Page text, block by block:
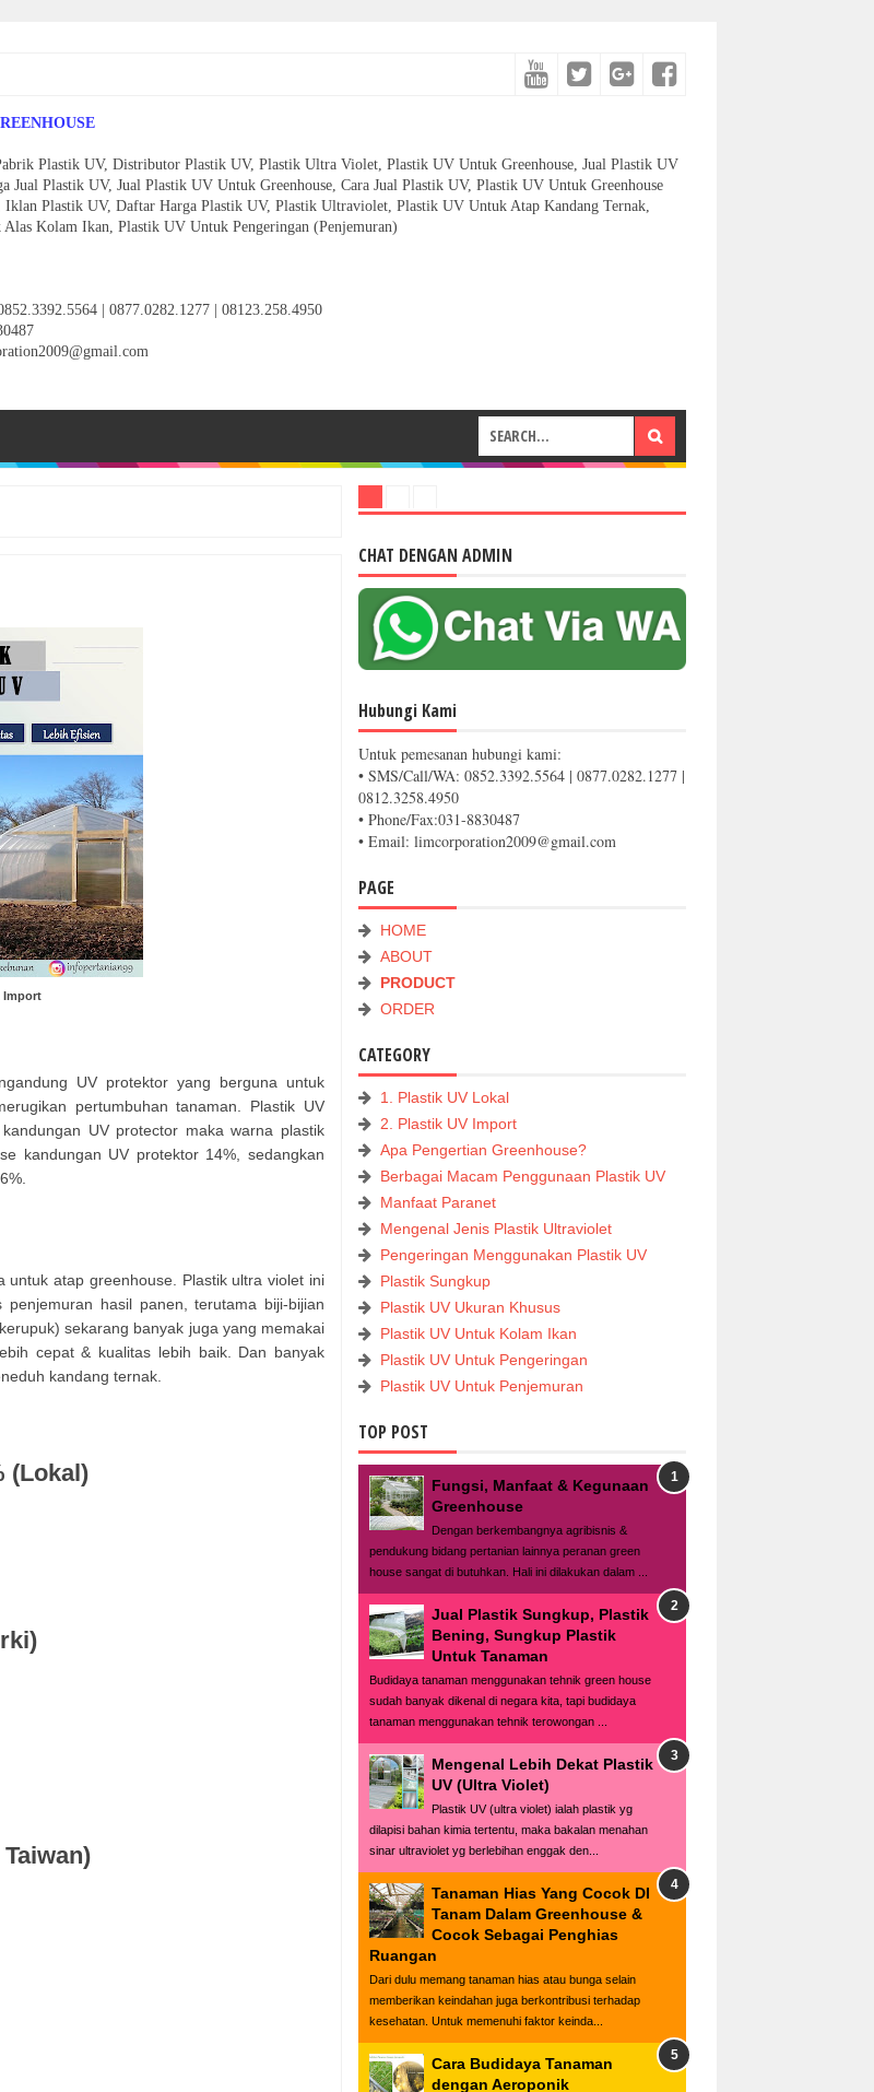
Plastik UV, Distributor Plastik UV, Plastik Ultra Violet, Plastik UV Untuk Greenhouse, Jual Plastik UV
Jual Plastik UV, Jual Plastik UV Untuk Greenhouse, Cara Jual Plastik UV, Plastik UV Untuk Greenhouse
Iklan Plastik UV, Daftar Harga Plastik UV, Plastik Ultraviolet, Plastik UV Untuk Atap Kandang Ternak,
Kolam Ikan, Plastik UV Untuk Pengeringan (Penjemuran)
| 0877.0282.1277 | 08123.258.4950
Import
UV protektor yang berguna untuk
pertumbuhan tanaman. Plastik UV
UV protector maka warna plastik
kandungan UV protektor 14%, sedangkan
untuk atap greenhouse. Plastik ultra violet ini
hasil panen, terutama biji-bijian
sekarang banyak juga yang memakai
cepat & kualitas lebih baik. Dan banyak
kandang ternak.
(Lokal)
CHAT DENGAN ADMIN
Hubungi Kami
Untuk pemesanan hubungi kami:
• SMS/Call/WA: 0852.3392.5564 | 0877.0282.1277 |
0812.3258.4950
• Phone/Fax:031-8830487
• Email: limcorporation2009@gmail.com
PAGE
HOME
ABOUT
PRODUCT
ORDER
CATEGORY
1. Plastik UV Lokal
2. Plastik UV Import
Apa Pengertian Greenhouse?
Berbagai Macam Penggunaan Plastik UV
Manfaat Paranet
Mengenal Jenis Plastik Ultraviolet
Pengeringan Menggunakan Plastik UV
Plastik Sungkup
Plastik UV Ukuran Khusus
Plastik UV Untuk Kolam Ikan
Plastik UV Untuk Pengeringan
Plastik UV Untuk Penjemuran
TOP POST
Fungsi, Manfaat & Kegunaan
Greenhouse
Dengan berkembangnya agribisnis &
pendukung bidang pertanian lainnya peranan green
house sangat di butuhkan. Hali ini dilakukan dalam ...
Jual Plastik Sungkup, Plastik
Bening, Sungkup Plastik
Untuk Tanaman
Budidaya tanaman menggunakan tehnik green house
sudah banyak dikenal di negara kita, tapi budidaya
tanaman menggunakan tehnik terowongan ...
Mengenal Lebih Dekat Plastik
UV (Ultra Violet)
Plastik UV (ultra violet) ialah plastik yg
dilapisi bahan kimia tertentu, maka bakalan menahan
sinar ultraviolet yg berlebihan enggak den...
Tanaman Hias Yang Cocok DI
Tanam Dalam Greenhouse &
Cocok Sebagai Penghias
Ruangan
Dari dulu memang tanaman hias atau bunga selain
memberikan keindahan juga berkontribusi terhadap
kesehatan. Untuk memenuhi faktor keinda...
Cara Budidaya Tanaman
dengan Aeroponik